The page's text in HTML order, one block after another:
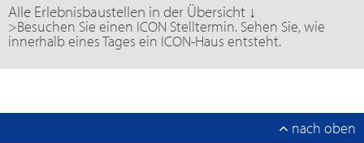
Alle Erlebnisbaustellen in der Übersicht ↓
>Besuchen Sie einen ICON Stelltermin. Sehen Sie, wie
innerhalb eines Tages ein ICON-Haus entsteht.
nach oben